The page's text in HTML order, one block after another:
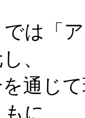
は「
、
通じ
に、